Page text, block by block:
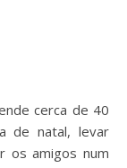
cerca de 40
de natal, levar
os amigos num